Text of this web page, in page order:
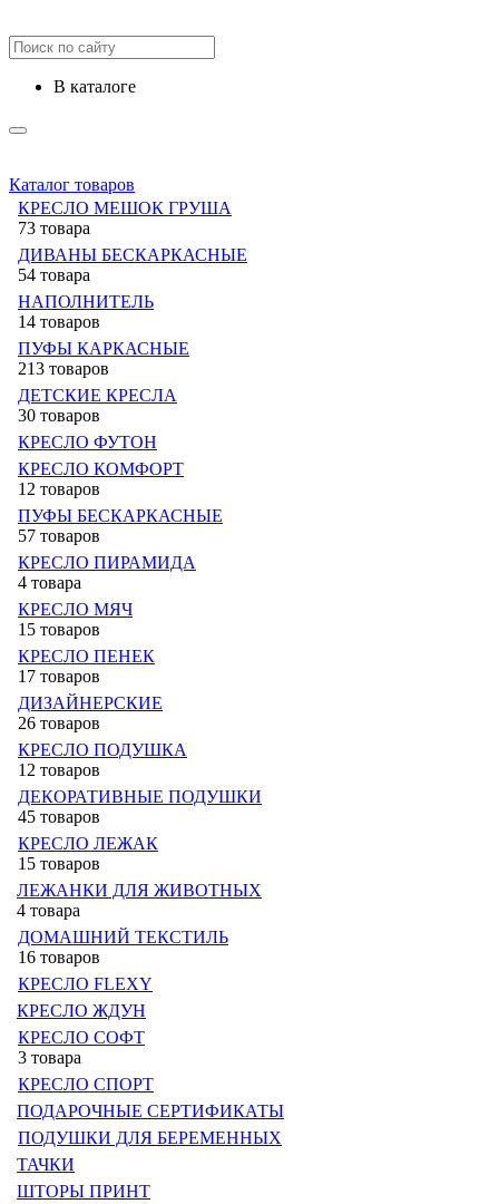
в каталоге
Каталог товаров
КРЕСЛО МЕШОК ГРУША
73 товара
ДИВАНЫ БЕСКАРКАСНЫЕ
54 товара
НАПОЛНИТЕЛЬ
14 товаров
ПУФЫ КАРКАСНЫЕ
213 товаров
ДЕТСКИЕ КРЕСЛА
30 товаров
КРЕСЛО ФУТОН
КРЕСЛО КОМФОРТ
12 товаров
ПУФЫ БЕСКАРКАСНЫЕ
57 товаров
КРЕСЛО ПИРАМИДА
4 товара
КРЕСЛО МЯЧ
15 товаров
КРЕСЛО ПЕНЕК
17 товаров
ДИЗАЙНЕРСКИЕ
26 товаров
КРЕСЛО ПОДУШКА
12 товаров
ДЕКОРАТИВНЫЕ ПОДУШКИ
45 товаров
КРЕСЛО ЛЕЖАК
15 товаров
ЛЕЖАНКИ ДЛЯ ЖИВОТНЫХ
4 товара
ДОМАШНИЙ ТЕКСТИЛЬ
16 товаров
КРЕСЛО FLEXY
КРЕСЛО ЖДУН
КРЕСЛО СОФТ
3 товара
КРЕСЛО СПОРТ
ПОДАРОЧНЫЕ СЕРТИФИКАТЫ
ПОДУШКИ ДЛЯ БЕРЕМЕННЫХ
ТАЧКИ
ШТОРЫ ПРИНТ